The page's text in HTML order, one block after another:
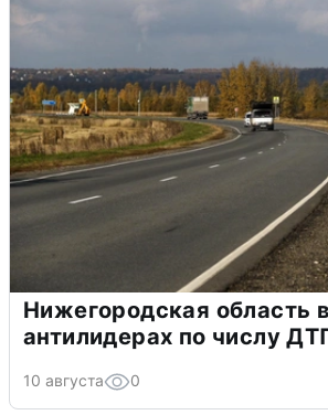
Нижегородская область в
антилидерах по числу
10 августа 0